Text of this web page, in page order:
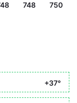
748 750
+37°